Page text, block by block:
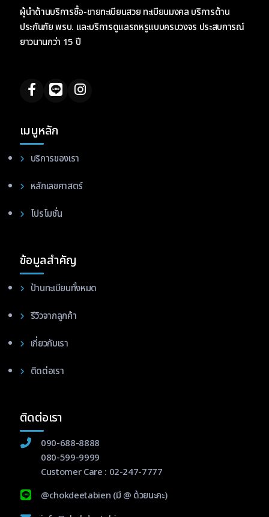
ผู้นำด้านบริการซื้อ-ขายทะเบียนสวย ทะเบียนมงคล บริการด้าน
ประกันภัย พรบ. และบริการดูแลรถหรูแบบครบวงจร ประสบการณ์
ยาวนานกว่า 15 ปี
เมนูหลัก
บริการของเรา
หลักเลขศาสตร์
โปรโมชั่น
ข้อมูลสำคัญ
ป้านทะเบียนทั้งหมด
รีวิวจากลูกค้า
เกี่ยวกับเรา
ติดต่อเรา
ติดต่อเรา
090-688-8888
080-599-9999
Customer Care : 02-247-7777
@chokdeetabien (มี @ ด้วยนะคะ)